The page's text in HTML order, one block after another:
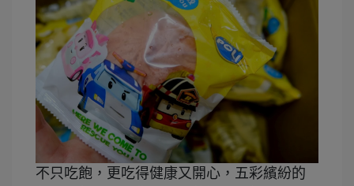
不只吃飽，更吃得健康又開心，五彩繽紛的